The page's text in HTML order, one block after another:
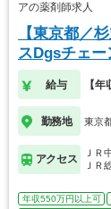
アの薬剤師求人
【東京都／
スDgsチェ
給与 【
勤務地 東京
アクセス
ＪＲ
ＪＲ
年収550万円以上可